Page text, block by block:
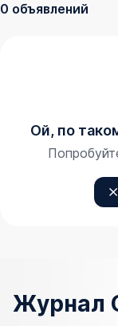
0 объявлений
Ой, по
Журнал